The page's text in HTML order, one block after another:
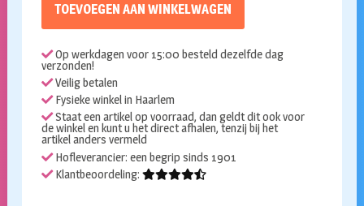
TOEVOEGEN AAN WINKELWAGEN
Op werkdagen voor 15:00 besteld dezelfde dag
verzonden!
Veilig betalen
Fysieke winkel in Haarlem
Staat een artikel op voorraad, dan geldt dit ook voor
de winkel en kunt u het direct afhalen, tenzij bij het
artikel anders vermeld
Hofleverancier: een begrip sinds 1901
Klantbeoordeling: